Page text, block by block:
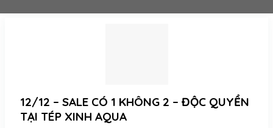
12/12 – SALE CÓ 1 KHÔNG 2 – ĐỘC QUYỀN
TẠI TÉP XINH AQUA